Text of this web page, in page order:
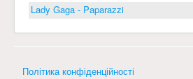
Lady Gaga - Paparazzi
Політика конфіденційності